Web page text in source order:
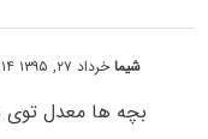
شیماخرداد ۲۷, ۱۳۹۵ at ۲:۱۴ ق٫ظ
بچه ها معدل توی